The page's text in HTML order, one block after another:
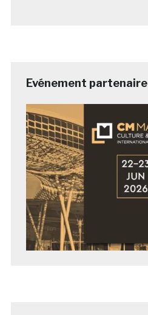
Evénement partenaire